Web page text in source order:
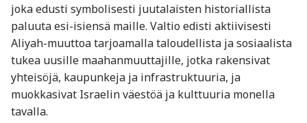
joka edusti symbolisesti juutalaisten historiallista
paluuta esi-isiensä maille. Valtio edisti aktiivisesti
Aliyah-muuttoa tarjoamalla taloudellista ja sosiaalista
tukea uusille maahanmuuttajille, jotka rakensivat
yhteisöjä, kaupunkeja ja infrastruktuuria, ja
muokkasivat Israelin väestöä ja kulttuuria monella
tavalla.